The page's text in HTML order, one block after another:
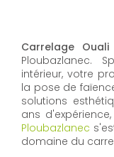
Carrelage Ouali
Ploubazlanec.
intérieur, votre
la pose de
solutions
ans d'expérience,
Ploubazlanec
domaine du